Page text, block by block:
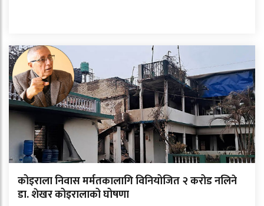
कोइराला निवास मर्मतकालागि विनियोजित २ करोड नलिने
डा. शेखर कोइरालाको घोषणा